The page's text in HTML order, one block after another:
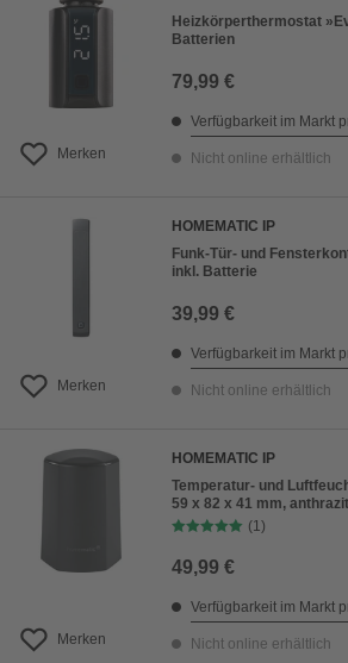
Preis aufsteigend
Preis absteigend
Merken
Heizkörperthermostat
Batterien
79,99 €
Verfügbarkeit im Markt
Nicht online erhältlich
Merken
HOMEMATIC IP
Funk-Tür- und
inkl. Batterie
39,99 €
Verfügbarkeit im Markt
Nicht online erhältlich
Merken
HOMEMATIC IP
Temperatur- und
59 x 82 x 41 mm, anthrazit
(1)
49,99 €
Verfügbarkeit im Markt
Nicht online erhältlich